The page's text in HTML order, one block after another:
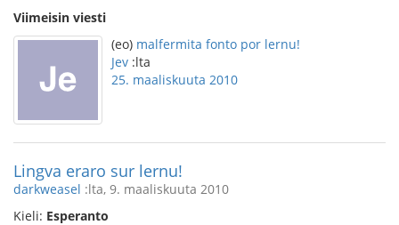
Viimeisin viesti
(eo) malfermita fonto por lernu!
Jev :lta
25. maaliskuuta 2010
Lingva eraro sur lernu!
darkweasel :lta, 9. maaliskuuta 2010
Kieli: Esperanto